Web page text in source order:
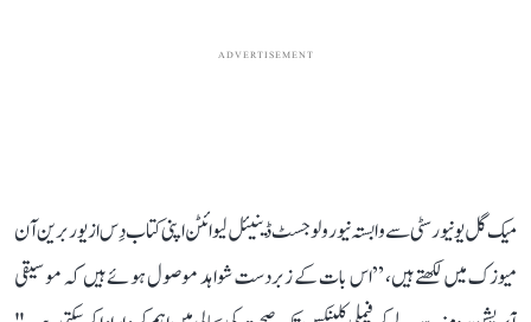
ADVERTISEMENT
میک گل یونیورسٹی سے وابستہ نیورولوجسٹ ڈینیئل لیوائٹن اپنی کتاب دِس از یور برین آن
میوزک میں لکھتے ہیں، ”اس بات کے زبردست شواہد موصول ہوئے ہیں کہ موسیقی